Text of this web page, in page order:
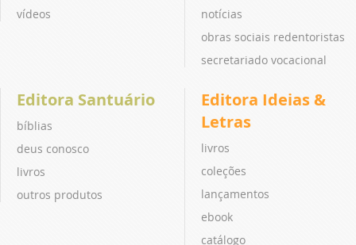
vídeos
notícias
obras sociais redentoristas
secretariado vocacional
Editora Santuário
bíblias
deus conosco
livros
outros produtos
Editora Ideias &
Letras
livros
coleções
lançamentos
ebook
catálogo